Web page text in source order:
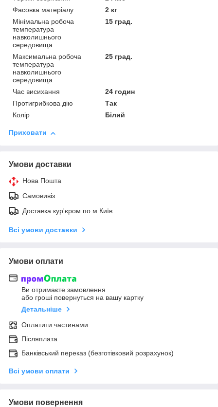
Фасовка матеріалу
2 кг
Мінімальна робоча
температура
навколишнього
середовища
15 град.
Максимальна робоча
температура
навколишнього
середовища
25 град.
Час висихання
24 годин
Протигрибкова дію
Так
Колір
Білий
Приховати
Умови доставки
Нова Пошта
Самовивіз
Доставка кур'єром по м Київ
Всі умови доставки
Умови оплати
Ви отримаєте замовлення
або гроші повернуться на вашу картку
Детальніше
Оплатити частинами
Післяплата
Банківський переказ (безготівковий розрахунок)
Всі умови оплати
Умови повернення